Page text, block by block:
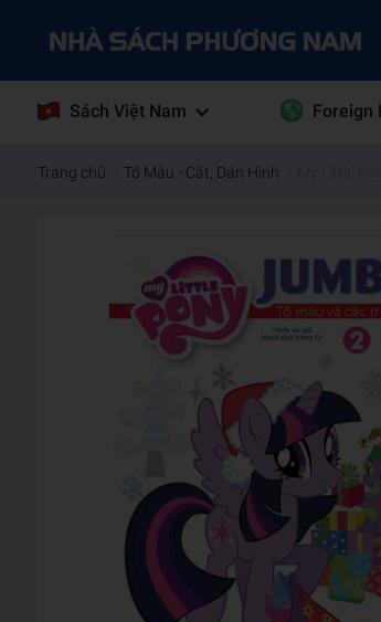
Sách Việt Nam Foreign
Trang chủ Tô Màu - Cắt, Dán Hình